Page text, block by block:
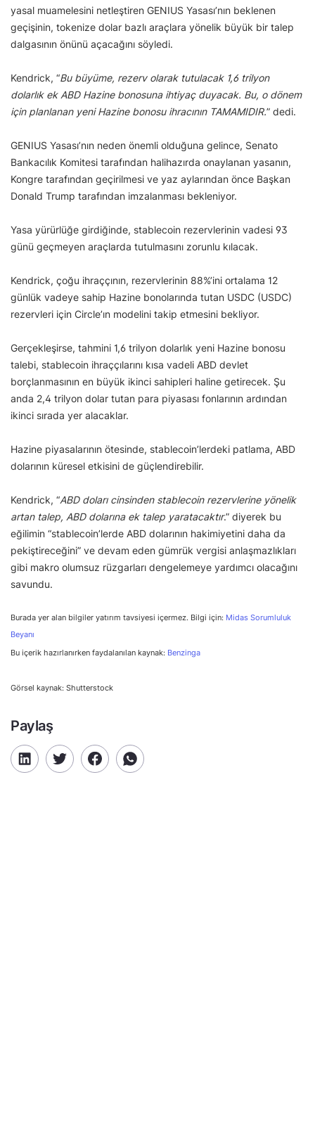
yasal muamelesini netleştiren GENIUS Yasası’nın beklenen
geçişinin, tokenize dolar bazlı araçlara yönelik büyük bir talep
dalgasının önünü açacağını söyledi.
Kendrick, “Bu büyüme, rezerv olarak tutulacak 1,6 trilyon
dolarlık ek ABD Hazine bonosuna ihtiyaç duyacak. Bu, o dönem
için planlanan yeni Hazine bonosu ihracının TAMAMIDIR.” dedi.
GENIUS Yasası’nın neden önemli olduğuna gelince, Senato
Bankacılık Komitesi tarafından halihazırda onaylanan yasanın,
Kongre tarafından geçirilmesi ve yaz aylarından önce Başkan
Donald Trump tarafından imzalanması bekleniyor.
Yasa yürürlüğe girdiğinde, stablecoin rezervlerinin vadesi 93
günü geçmeyen araçlarda tutulmasını zorunlu kılacak.
Kendrick, çoğu ihraççının, rezervlerinin 88%’ini ortalama 12
günlük vadeye sahip Hazine bonolarında tutan USDC (USDC)
rezervleri için Circle’ın modelini takip etmesini bekliyor.
Gerçekleşirse, tahmini 1,6 trilyon dolarlık yeni Hazine bonosu
talebi, stablecoin ihraççılarını kısa vadeli ABD devlet
borçlanmasının en büyük ikinci sahipleri haline getirecek. Şu
anda 2,4 trilyon dolar tutan para piyasası fonlarının ardından
ikinci sırada yer alacaklar.
Hazine piyasalarının ötesinde, stablecoin’lerdeki patlama, ABD
dolarının küresel etkisini de güçlendirebilir.
Kendrick, “ABD doları cinsinden stablecoin rezervlerine yönelik
artan talep, ABD dolarına ek talep yaratacaktır.” diyerek bu
eğilimin “stablecoin’lerde ABD dolarının hakimiyetini daha da
pekiştireceğini” ve devam eden gümrük vergisi anlaşmazlıkları
gibi makro olumsuz rüzgarları dengelemeye yardımcı olacağını
savundu.
Burada yer alan bilgiler yatırım tavsiyesi içermez. Bilgi için: Midas Sorumluluk
Beyanı
Bu içerik hazırlanırken faydalanılan kaynak: Benzinga
Görsel kaynak: Shutterstock
Paylaş